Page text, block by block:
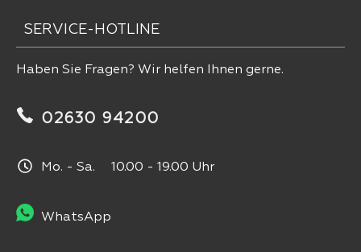
SERVICE-HOTLINE
Haben Sie Fragen? Wir helfen Ihnen gerne.
02630 94200
Mo. - Sa. 10.00 - 19.00 Uhr
WhatsApp